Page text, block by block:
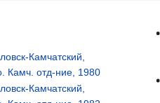
Камчатский,
Камч. отд-ние, 1980
Камчатский,